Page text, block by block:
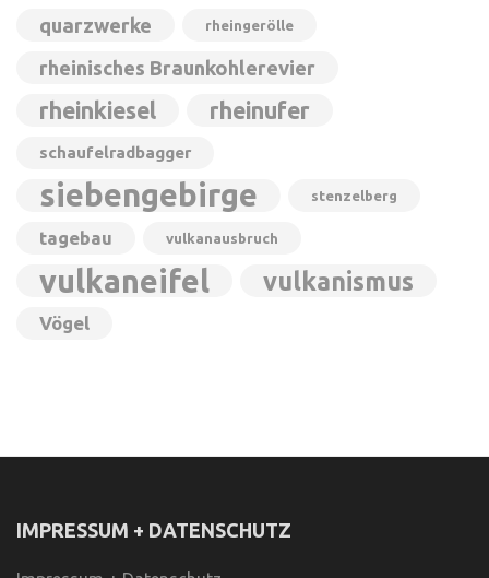
quarzwerke rheingerölle
rheinisches Braunkohlerevier
rheinkiesel rheinufer
schaufelradbagger
siebengebirge stenzelberg
tagebau vulkanausbruch
vulkaneifel vulkanismus
Vögel
IMPRESSUM + DATENSCHUTZ